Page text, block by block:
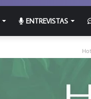
ENTREVISTAS